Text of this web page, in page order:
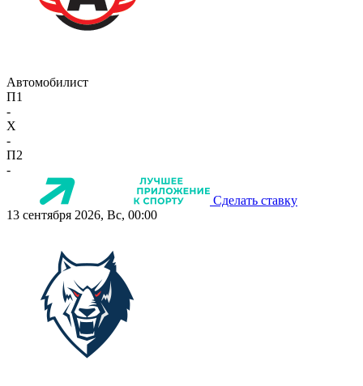
Автомобилист
П1
-
X
-
П2
-
Сделать ставку
13 сентября 2026, Вс, 00:00